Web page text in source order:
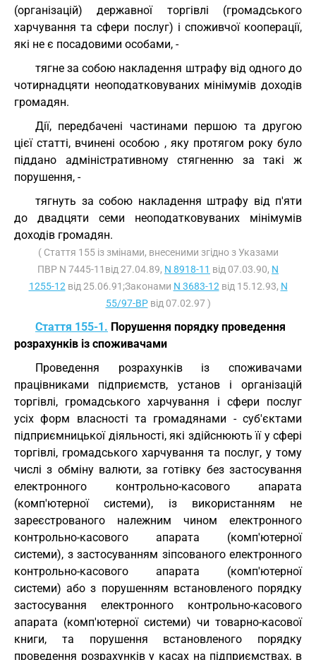
(організацій) державної торгівлі (громадського
харчування та сфери послуг) і споживчої кооперації,
які не є посадовими особами, -
тягне за собою накладення штрафу від одного до
чотирнадцяти неоподатковуваних мінімумів доходів
громадян.
Дії, передбачені частинами першою та другою
цієї статті, вчинені особою , яку протягом року було
піддано адміністративному стягненню за такі ж
порушення, -
тягнуть за собою накладення штрафу від п'яти
до двадцяти семи неоподатковуваних мінімумів
доходів громадян.
( Стаття 155 із змінами, внесеними згідно з Указами
ПВР N 7445-11від 27.04.89, N 8918-11 від 07.03.90, N
1255-12 від 25.06.91;Законами N 3683-12 від 15.12.93, N
55/97-ВРвід 07.02.97 )
Стаття 155-1. Порушення порядку проведення
розрахунків із споживачами
Проведення розрахунків із споживачами
працівниками підприємств, установ і організацій
торгівлі, громадського харчування і сфери послуг
усіх форм власності та громадянами - суб'єктами
підприємницької діяльності, які здійснюють її у сфері
торгівлі, громадського харчування та послуг, у тому
числі з обміну валюти, за готівку без застосування
електронного контрольно-касового апарата
(комп'ютерної системи), із використанням не
зареєстрованого належним чином електронного
контрольно-касового апарата (комп'ютерної
системи), з застосуванням зіпсованого електронного
контрольно-касового апарата (комп'ютерної
системи) або з порушенням встановленого порядку
застосування електронного контрольно-касового
апарата (комп'ютерної системи) чи товарно-касової
книги, та порушення встановленого порядку
проведення розрахунків у касах на підприємствах, в